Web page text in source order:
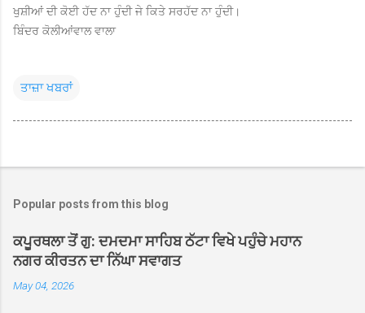
ਖੁਸ਼ੀਆਂ ਦੀ ਕੋਈ ਹੱਦ ਨਾ ਹੁੰਦੀ ਜੇ ਕਿਤੇ ਸਰਹੱਦ ਨਾ ਹੁੰਦੀ।
ਬਿੰਦਰ ਕੋਲੀਆਂਵਾਲ ਵਾਲਾ
ਤਾਜ਼ਾ ਖਬਰਾਂ
Popular posts from this blog
ਕਪੂਰਥਲਾ ਤੋਂ ਗੁ: ਦਮਦਮਾ ਸਾਹਿਬ ਠੱਟਾ ਵਿਖੇ ਪਹੁੰਚੇ ਮਹਾਨ
ਨਗਰ ਕੀਰਤਨ ਦਾ ਨਿੱਘਾ ਸਵਾਗਤ
May 04, 2026